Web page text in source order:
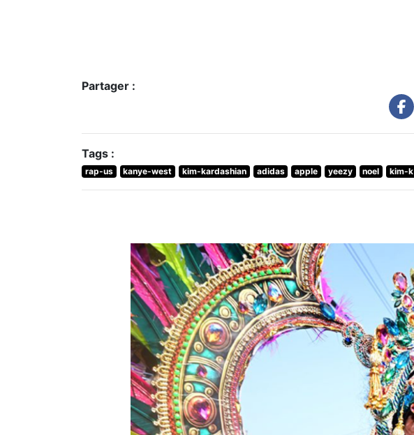
Partager :
Tags :
rap-us kanye-west kim-kardashian adidas apple yeezy noel kim-k